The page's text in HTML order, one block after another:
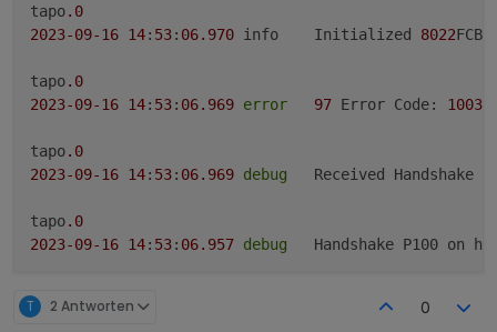
tapo.0
2023-09-16 14: 53: 06.970
	info	Initialized
8022
tapo.0
2023-09-16 14: 53: 06.969 error 97 Error Code: 1003
tapo.0
2023-09-16 14: 53: 06.969 debug
Received Handshake
tapo.0
2023-09-16 14: 53: 06.957 debug
Handshake P100 on
2023-09-16 14:
Constructing P100
T 2 Antworten 0